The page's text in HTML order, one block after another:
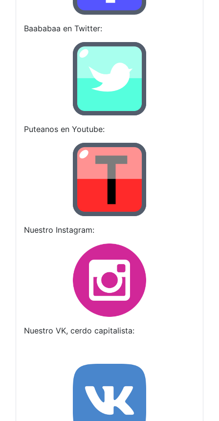
Baababaa en Twitter:
Puteanos en Youtube:
Nuestro Instagram:
Nuestro VK, cerdo capitalista: